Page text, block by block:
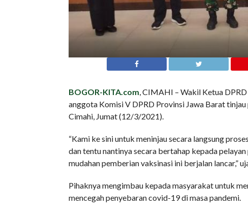
BOGOR-KITA.com , CIMAHI – Wakil Ketua
anggota Komisi V DPRD Provinsi Jawa Barat
Cimahi, Jumat (12/3/2021).
“Kami ke sini untuk meninjau secara langsung
dan tentu nantinya secara bertahap kepada
mudahan pemberian vaksinasi ini berjalan lancar,”
Pihaknya mengimbau kepada masyarakat untuk
mencegah penyebaran covid-19 di masa pandemi.